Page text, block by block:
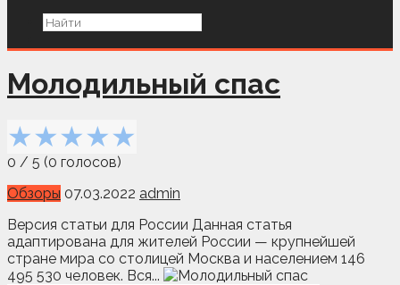
Молодильный спас
★★★★★
0 / 5 (0 голосов)
Обзоры 07.03.2022 admin
Версия статьи для России Данная статья
адаптирована для жителей России — крупнейшей
стране мира со столицей Москва и населением 146
495 530 человек. Вся...